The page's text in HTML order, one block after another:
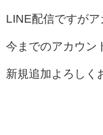
LINE配信ですがア
今までのアカウン
新規追加よろしく